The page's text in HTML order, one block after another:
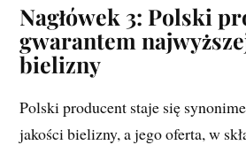
Nagłówek 3: Polski
gwarantem
bielizny
Polski producent staje się
jakości bielizny, a jego oferta, w